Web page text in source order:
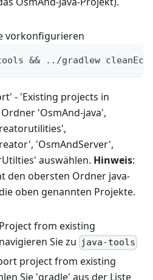
vorkonfigurieren
&& ../gradlew
- 'Existing projects in
'OsmAnd-java',
'OsmAndServer',
auswählen. Hinweis:
den obersten Ordner java-
oben genannten Projekte.
from existing
Sie zu java-tools
project from existing
Sie 'gradle' aus der Liste